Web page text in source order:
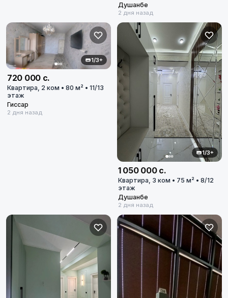
Душанбе
2 дня назад
1/3+
720 000 с.
Квартира, 2 ком • 80 м² • 11/13
этаж
Гиссар
2 дня назад
1/3+
1 050 000 с.
Квартира, 3 ком • 75 м² • 8/12
этаж
Душанбе
2 дня назад